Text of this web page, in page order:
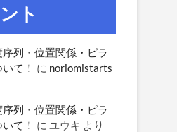
ト
列・位置関係・ピラ
て！ に noriomistarts
列・位置関係・ピラ
て！ に ユウキ より